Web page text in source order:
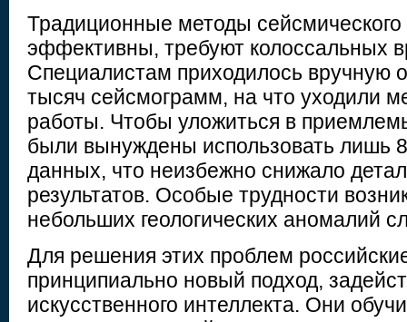
Традиционные методы сейсмического
эффективны, требуют колоссальных
Специалистам приходилось вручную
тысяч сейсмограмм, на что уходили
работы. Чтобы уложиться в
были вынуждены использовать лишь
данных, что неизбежно снижало
результатов. Особые трудности
небольших геологических аномалий
Для решения этих проблем
принципиально новый подход,
искусственного интеллекта. Они